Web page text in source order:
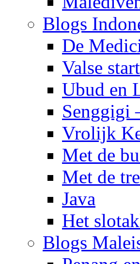
Blogs
De
Valse start
Ubud en
Senggigi
Vrolijk
Met de
Met de
Java
Het
Blogs